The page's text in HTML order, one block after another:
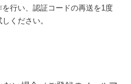
行い、認証コードの再送を1度
ください。